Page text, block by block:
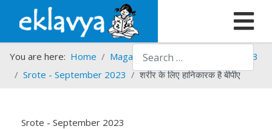
Search
You are here: Home Magazines Srote
Srote - 2023
Srote - September 2023
शरीर के लिए हानिकारक है बीपीए
Srote - September 2023